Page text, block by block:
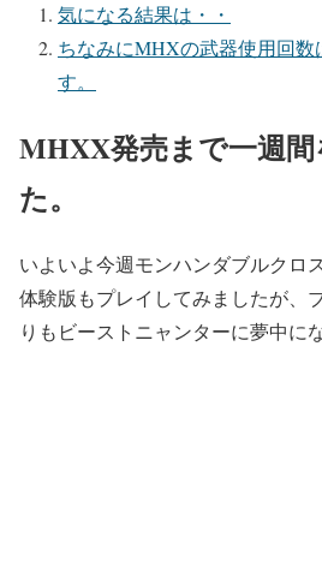
気になる結果は・・
ちなみにMHXの武器使用回
す。
MHXX発売まで一週
た。
いよいよ今週モンハンダブルクロ
体験版もプレイしてみましたが、
りもビーストニャンターに夢中に